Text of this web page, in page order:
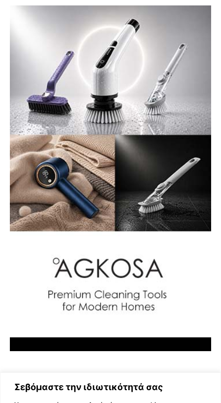
Σεβόμαστε την ιδιωτικότητά σας